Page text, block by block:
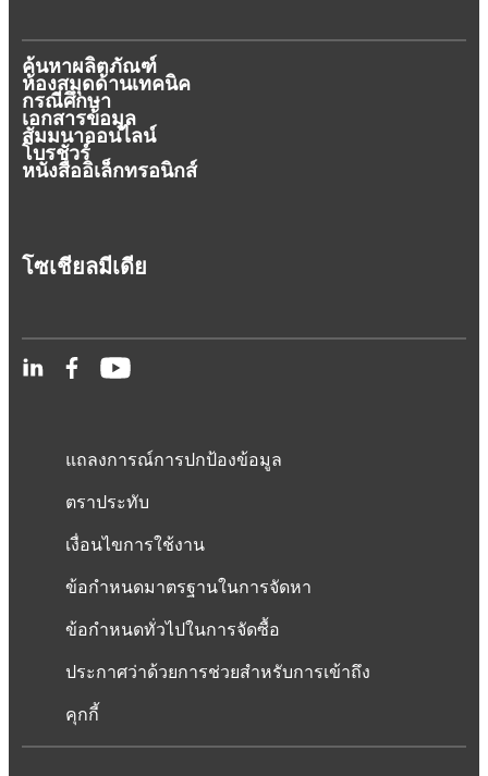
ค้นหาผลิตภัณฑ์
ห้องสมุดด้านเทคนิค
กรณีศึกษา
เอกสารข้อมูล
สัมมนาออนไลน์
โบรชัวร์
หนังสืออิเล็กทรอนิกส์
โซเชียลมีเดีย
แถลงการณ์การปกป้องข้อมูล
ตราประทับ
เงื่อนไขการใช้งาน
ข้อกำหนดมาตรฐานในการจัดหา
ข้อกำหนดทั่วไปในการจัดซื้อ
ประกาศว่าด้วยการช่วยสำหรับการเข้าถึง
คุกกี้